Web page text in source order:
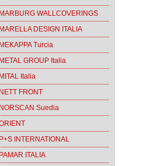
MARBURG WALLCOVERINGS
MARELLA DESIGN ITALIA
MEKAPPA Turcia
METAL GROUP Italia
MITAL Italia
NETT FRONT
NORSCAN Suedia
P+S INTERNATIONAL
PAMAR ITALIA